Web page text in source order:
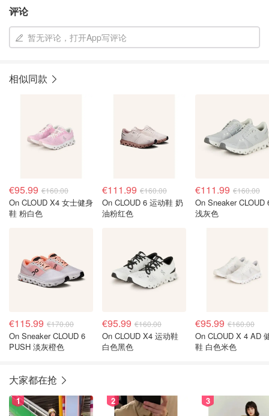
评论
暂无评论，打开App写评论
相似同款
€95.99 €160.00
On CLOUD X4 女士健身
鞋 粉白色
€111.99 €160.00
On CLOUD 6 运动鞋 奶
油粉红色
€111.99 €160.00
On Sneaker CLOUD
浅灰色
€115.99 €170.00
On Sneaker CLOUD 6
PUSH 淡灰橙色
€95.99 €160.00
On CLOUD X4 运动鞋
白色黑色
€95.99 €160.00
On CLOUD X 4 AD
鞋 白色米色
大家都在抢
1 2 3